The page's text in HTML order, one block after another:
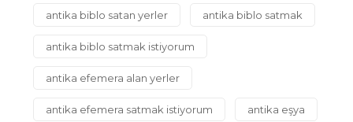
antika biblo satan yerler antika biblo satmak
antika biblo satmak istiyorum
antika efemera alan yerler
antika efemera satmak istiyorum antika eşya